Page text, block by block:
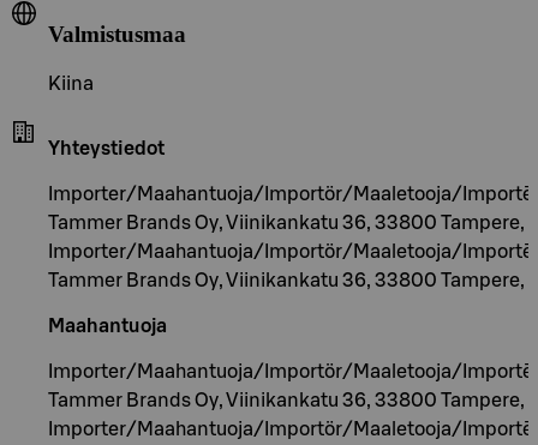
Valmistusmaa
Kiina
Yhteystiedot
Importer/Maahantuoja/Importör/Maaletooja/
Tammer Brands Oy, Viinikankatu 36, 33800 Tampere,
Importer/Maahantuoja/Importör/Maaletooja/
Tammer Brands Oy, Viinikankatu 36, 33800 Tampere,
Maahantuoja
Importer/Maahantuoja/Importör/Maaletooja/
Tammer Brands Oy, Viinikankatu 36, 33800 Tampere,
Importer/Maahantuoja/Importör/Maaletooja/